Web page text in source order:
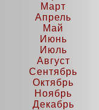
Март
Апрель
Май
Июнь
Июль
Август
Сентябрь
Октябрь
Ноябрь
Декабрь